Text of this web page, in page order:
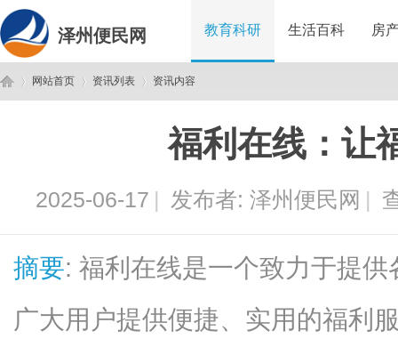
泽州便民网 教育科研 生活百科 房
网站首页 资讯列表 资讯内容
福利在线：让
2025-06-17 | 发布者: 泽州便民网 |
摘要: 福利在线是一个致力于提
广大用户提供便捷、实用的福利